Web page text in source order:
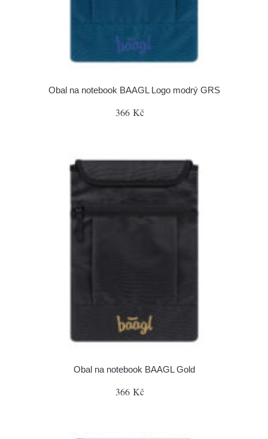
Obal na notebook BAAGL Logo modrý GRS
366 Kč
Obal na notebook BAAGL Gold
366 Kč